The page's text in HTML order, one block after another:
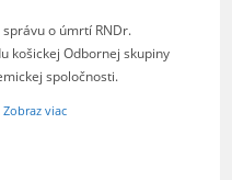
o úmrtí RNDr.
košickej Odbornej skupiny
spoločnosti.
Zobraz viac